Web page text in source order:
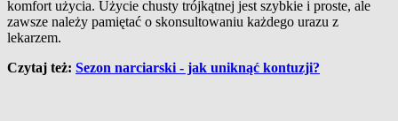
komfort użycia. Użycie chusty trójkątnej jest szybkie i proste, ale
zawsze należy pamiętać o skonsultowaniu każdego urazu z
lekarzem.
Czytaj też: Sezon narciarski - jak uniknąć kontuzji?